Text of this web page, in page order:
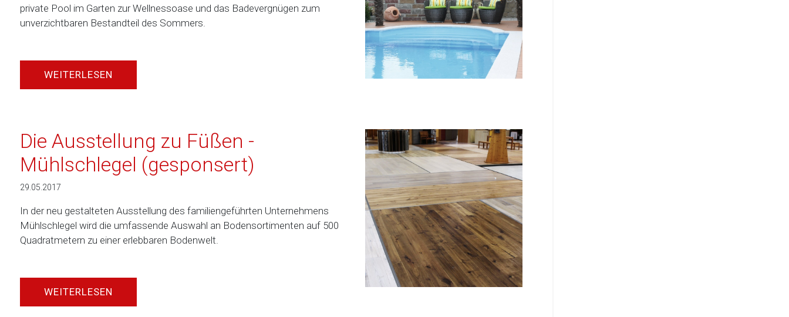
private Pool im Garten zur Wellnessoase und das Badevergnügen zum
unverzichtbaren Bestandteil des Sommers.
WEITERLESEN
Die Ausstellung zu Füßen -
Mühlschlegel (gesponsert)
29.05.2017
In der neu gestalteten Ausstellung des familiengeführten Unternehmens
Mühlschlegel wird die umfassende Auswahl an Bodensortimenten auf 500
Quadratmetern zu einer erlebbaren Bodenwelt.
WEITERLESEN